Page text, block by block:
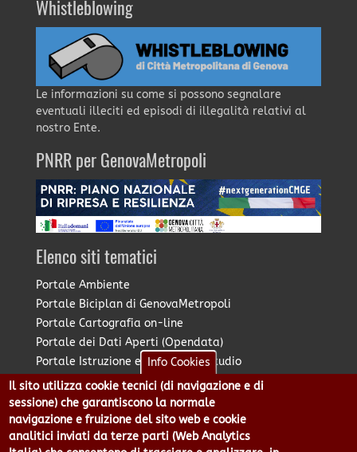
Whistleblowing
Le informazioni su come si possono segnalare
eventuali illeciti ed episodi di illegalità relativi al
nostro Ente.
PNRR per GenovaMetropoli
Elenco siti tematici
Portale Ambiente
Portale Biciplan di GenovaMetropoli
Portale Cartografia on-line
Portale dei Dati Aperti (Opendata)
Portale Istruzione e Diritto allo Studio
Portale Marketing Territoriale
Portale Piano Strategico Metropolitano
Portale PUMS di GenovaMetropoli
Portale Stazione Unica Appaltante
Info Cookies
Il sito utilizza cookie tecnici (di navigazione e di
sessione) che garantiscono la normale
navigazione e fruizione del sito web e cookie
analitici inviati da terze parti (Web Analytics